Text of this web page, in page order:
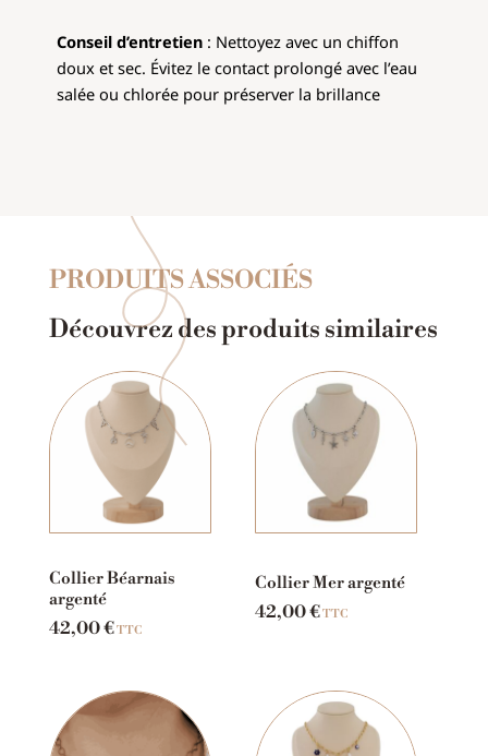
Conseil d’entretien : Nettoyez avec un chiffon
doux et sec. Évitez le contact prolongé avec l’eau
salée ou chlorée pour préserver la brillance
PRODUITS ASSOCIÉS
Découvrez des produits similaires
Collier Béarnais
argenté
42,00€TTC
Collier Mer argenté
42,00€TTC